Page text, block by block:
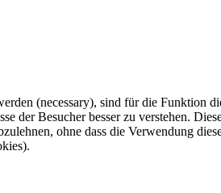
(necessary), sind für die Funktion
der Besucher besser zu verstehen.
ohne dass die Verwendung